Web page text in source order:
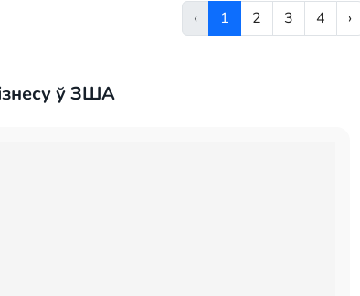
‹ 1 2 3 4 ›
ў ЗША